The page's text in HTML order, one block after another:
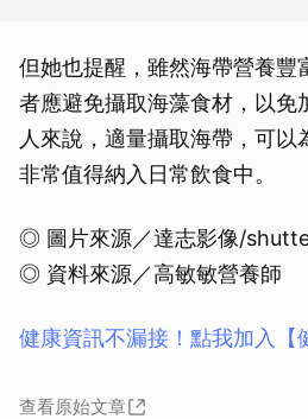
但她也提醒，雖然海帶營養豐
者應避免攝取海藻食材，以免
人來說，適量攝取海帶，可以
非常值得納入日常飲食中。
◎ 圖片來源／達志影像/
◎ 資料來源／高敏敏營養師
健康資訊不漏接！點我加入【
查看原始文章